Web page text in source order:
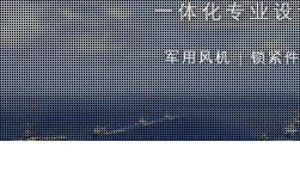
一体化专业
军用风机 | 锁紧件